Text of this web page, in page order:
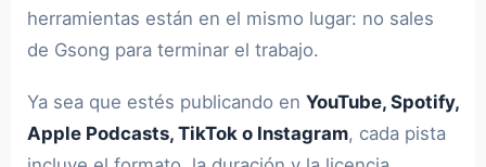
herramientas están en el mismo lugar: no sales
de Gsong para terminar el trabajo.
Ya sea que estés publicando en YouTube, Spotify,
Apple Podcasts, TikTok o Instagram, cada pista